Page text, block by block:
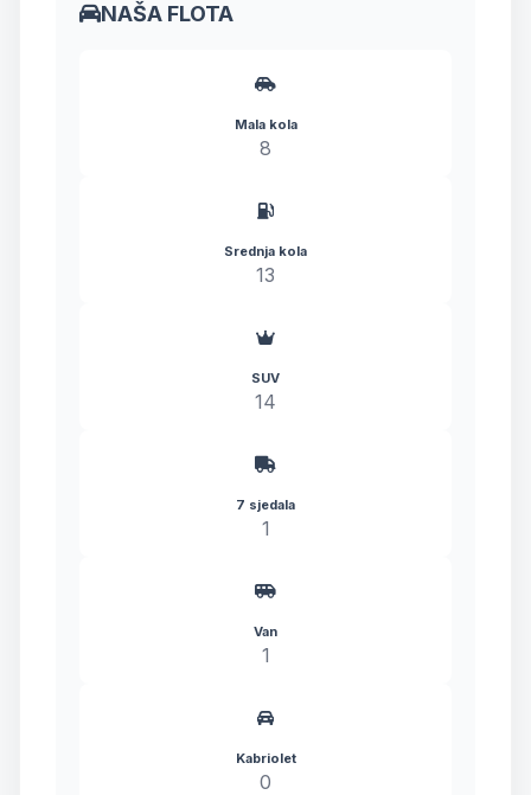
NAŠA FLOTA
Mala kola
8
Srednja kola
13
SUV
14
7 sjedala
1
Van
1
Kabriolet
0